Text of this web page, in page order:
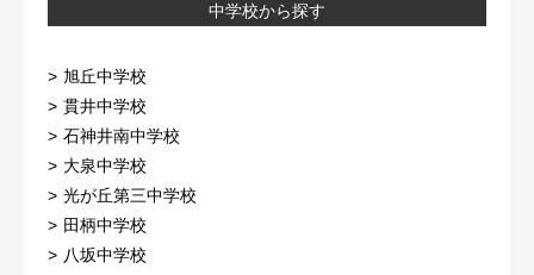
中学校から探す
旭丘中学校
貫井中学校
石神井南中学校
大泉中学校
光が丘第三中学校
田柄中学校
八坂中学校